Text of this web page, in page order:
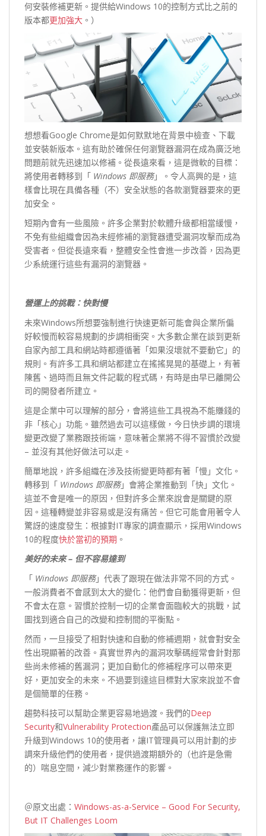
何安裝修補更新。提供給Windows 10的控制方式比之前的
版本都更加強大 。）
想想看Google Chrome是如何默默地在背景中檢查、下載
並安裝新版本。這有助於確保任何瀏覽器漏洞在成為廣泛地
問題前就先迅速加以修補。從長遠來看，這是微軟的目標：
將使用者轉移到「 Windows 即服務」。令人高興的是，這
樣會比現在具備各種（不）安全狀態的各款瀏覽器要來的更
加安全。
短期內會有一些風險。許多企業對於軟體升級都相當緩慢，
不免有些組織會因為未經修補的瀏覽器遭受漏洞攻擊而成為
受害者。但從長遠來看，整體安全性會進一步改善，因為更
少系統運行這些有漏洞的瀏覽器。
營運上的挑戰：快對慢
未來Windows所想要強制進行快速更新可能會與企業所偏
好較慢而較容易規劃的步調相衝突。大多數企業在談到更新
自家內部工具和網站時都遵循著「如果沒壞就不要動它」的
規則。有許多工具和網站都建立在搖搖晃晃的基礎上，有著
陳舊、過時而且無文件記載的程式碼，有時是由早已離開公
司的開發者所建立。
這是企業中可以理解的部分，會將這些工具視為不能賺錢的
非「核心」功能。雖然過去可以這樣做，今日快步調的環境
變更改變了業務跟技術端，意味著企業將不得不習慣於改變
– 並沒有其他好做法可以走。
簡單地說，許多組織在涉及技術變更時都有著「慢」文化。
轉移到「 Windows 即服務」會將企業推動到「快」文化。
這並不會是唯一的原因，但對許多企業來說會是關鍵的原
因。這種轉變並非容易或是沒有痛苦。但它可能會用著令人
驚訝的速度發生：根據對IT專家的調查顯示，採用Windows
10的程度快於當初的預期 。
美好的未來 – 但不容易達到
「 Windows 即服務」代表了跟現在做法非常不同的方式。
一般消費者不會感到太大的變化：他們會自動獲得更新，但
不會太在意。習慣於控制一切的企業會面臨較大的挑戰，試
圖找到適合自己的改變和控制間的平衡點。
然而，一旦接受了相對快速和自動的修補週期，就會對安全
性出現顯著的改善。真實世界內的漏洞攻擊碼經常會針對那
些尚未修補的舊漏洞；更加自動化的修補程序可以帶來更
好，更加安全的未來。不過要到達這目標對大家來說並不會
是個簡單的任務。
趨勢科技可以幫助企業更容易地過渡。我們的Deep
Security和Vulnerability Protection產品可以保護無法立即
升級到Windows 10的使用者，讓IT管理員可以用計劃的步
調來升級他們的使用者，提供過渡期額外的（也許是急需
的）喘息空間，減少對業務運作的影響。
＠原文出處： Windows-as-a-Service – Good For Security,
But IT Challenges Loom